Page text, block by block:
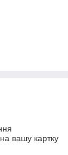
вашу картку